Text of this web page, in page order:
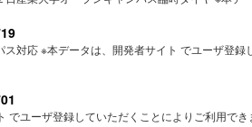
対応 ※本データは、開発者サイト でユーザ登
でユーザ登録していただくことによりご利用で